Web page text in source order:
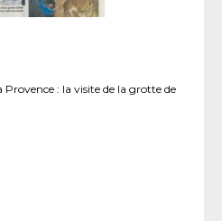
Provence : la visite de la grotte de